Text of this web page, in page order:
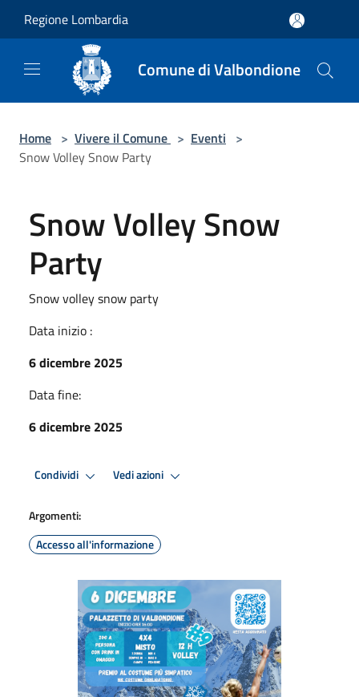
Regione Lombardia
Comune di Valbondione
Home > Vivere il Comune > Eventi >
Snow Volley Snow Party
Snow Volley Snow
Party
Snow volley snow party
Data inizio :
6 dicembre 2025
Data fine:
6 dicembre 2025
Condividi Vedi azioni
Argomenti:
Accesso all'informazione